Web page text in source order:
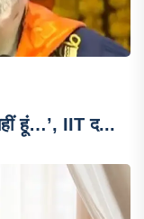
हूं…’, IIT द...